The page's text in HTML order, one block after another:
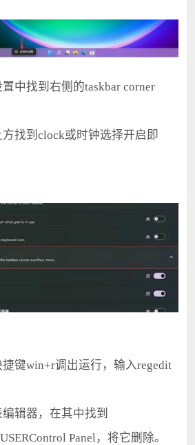
找到右侧的taskbar corner
到clock或时钟选择开启即
win+r调出运行，输入regedit
器，在其中找到
Panel，将它删除。